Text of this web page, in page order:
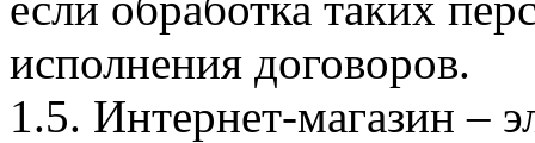
исполнения договоров.
1.5. Интернет-магазин –